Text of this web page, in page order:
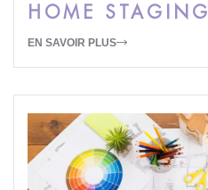
HOME STAGING
EN SAVOIR PLUS